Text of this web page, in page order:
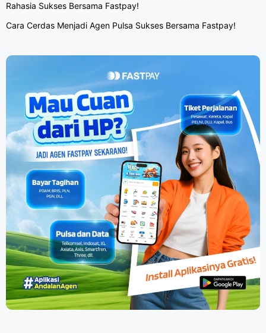
Rahasia Sukses Bersama Fastpay!
Cara Cerdas Menjadi Agen Pulsa Sukses Bersama Fastpay!